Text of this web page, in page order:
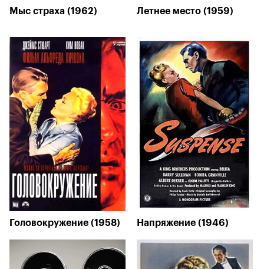
Мыс страха (1962) Летнее место (1959)
Головокружение (1958) Напряжение (1946)